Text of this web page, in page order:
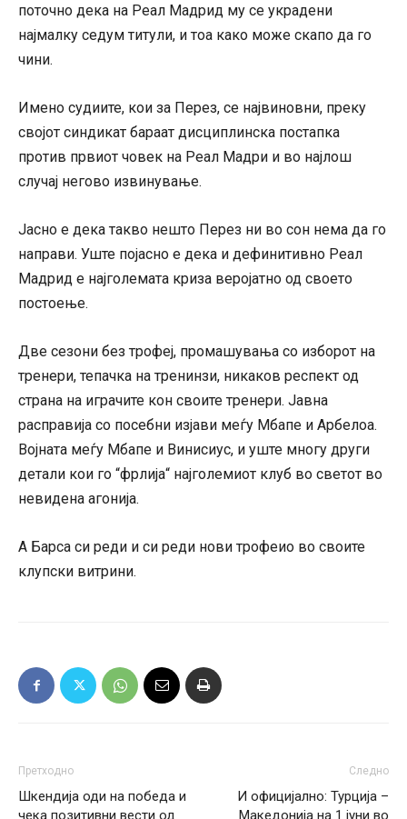
поточно дека на Реал Мадрид му се украдени
најмалку седум титули, и тоа како може скапо да го
чини.
Имено судиите, кои за Перез, се највиновни, преку
својот синдикат бараат дисциплинска постапка
против првиот човек на Реал Мадри и во најлош
случај негово извинување.
Јасно е дека такво нешто Перез ни во сон нема да го
направи. Уште појасно е дека и дефинитивно Реал
Мадрид е најголемата криза веројатно од своето
постоење.
Две сезони без трофеј, промашувања со изборот на
тренери, тепачка на тренинзи, никаков респект од
страна на играчите кон своите тренери. Јавна
расправија со посебни изјави меѓу Мбапе и Арбелоа.
Војната меѓу Мбапе и Винисиус, и уште многу други
детали кои го “фрлија“ најголемиот клуб во светот во
невидена агонија.
А Барса си реди и си реди нови трофеио во своите
клупски витрини.
Претходно
Шкендија оди на победа и
чека позитивни вести од
Следно
И официјално: Турција –
Македонија на 1 јуни во